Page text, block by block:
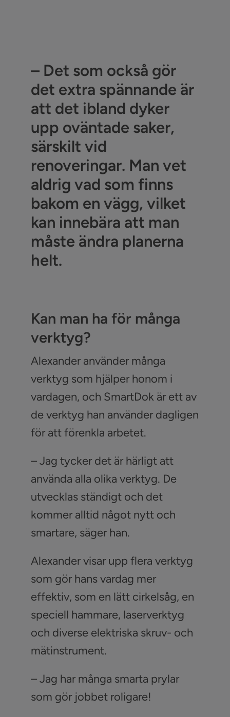
– Det som också gör
det extra spännande är
att det ibland dyker
upp oväntade saker,
särskilt vid
renoveringar. Man vet
aldrig vad som finns
bakom en vägg, vilket
kan innebära att man
måste ändra planerna
helt.
Kan man ha för många
verktyg?
Alexander använder många
verktyg som hjälper honom i
vardagen, och SmartDok är ett av
de verktyg han använder dagligen
för att förenkla arbetet.
– Jag tycker det är härligt att
använda alla olika verktyg. De
utvecklas ständigt och det
kommer alltid något nytt och
smartare, säger han.
Alexander visar upp flera verktyg
som gör hans vardag mer
effektiv, som en lätt cirkelsåg, en
speciell hammare, laserverktyg
och diverse elektriska skruv- och
mätinstrument.
– Jag har många smarta prylar
som gör jobbet roligare!